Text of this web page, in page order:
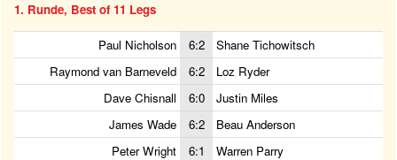
1. Runde, Best of 11 Legs
Paul Nicholson 6:2
Shane Tichowitsch
Raymond van Barneveld
6:2
Loz Ryder
Dave Chisnall
6:0
Justin Miles
James Wade
6:2
Beau Anderson
Peter Wright
6:1
Warren Parry